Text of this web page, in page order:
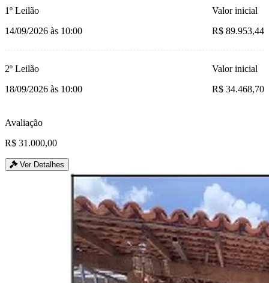
1º Leilão
14/09/2026 às 10:00
Valor inicial
R$ 89.953,44
2º Leilão
18/09/2026 às 10:00
Valor inicial
R$ 34.468,70
Avaliação
R$ 31.000,00
Ver Detalhes